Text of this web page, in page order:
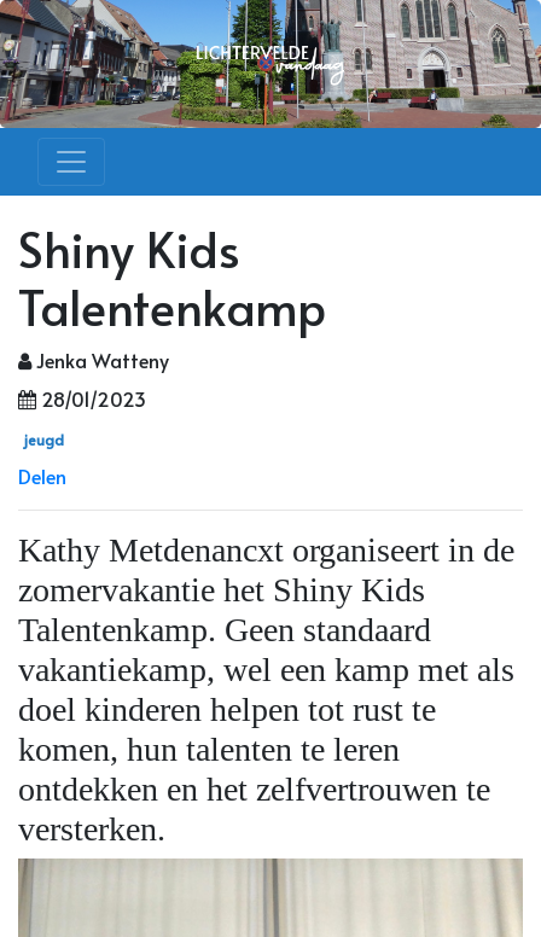
Shiny Kids
Talentenkamp
Jenka Watteny
28/01/2023
jeugd
Delen
Kathy Metdenancxt organiseert in de
zomervakantie het Shiny Kids
Talentenkamp. Geen standaard
vakantiekamp, wel een kamp met als
doel kinderen helpen tot rust te
komen, hun talenten te leren
ontdekken en het zelfvertrouwen te
versterken.